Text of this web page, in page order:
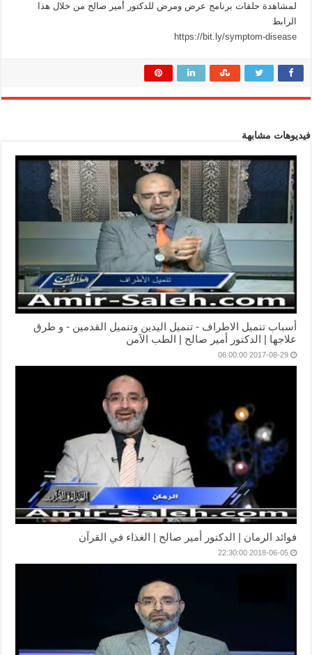
لمشاهدة حلقات برنامج عرض ومرض للدكتور أمير صالح من خلال هذا
الرابط
https://bit.ly/symptom-disease
فيديوهات مشابهة
أسباب تنميل الاطراف - تنميل اليدين وتنميل القدمين - و طرق
علاجها | الدكتور أمير صالح | الطب الآمن
2017-08-29 06:00:00
فوائد الرمان | الدكتور أمير صالح | الغذاء في القرآن
2018-06-05 22:30:00